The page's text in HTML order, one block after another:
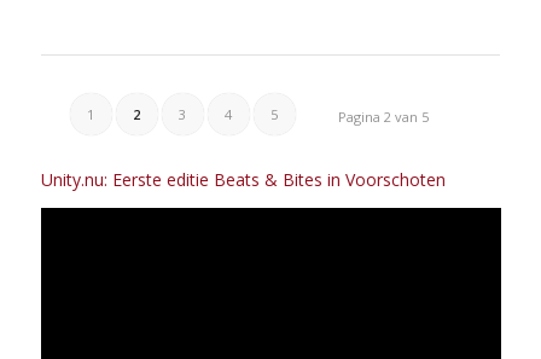
Pagina 2 van 5
1 2 3 4 5
Unity.nu: Eerste editie Beats & Bites in Voorschoten